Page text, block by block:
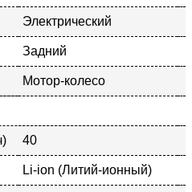
Электрический
Задний
Мотор-колесо
40
Li-ion (Литий-ионный)